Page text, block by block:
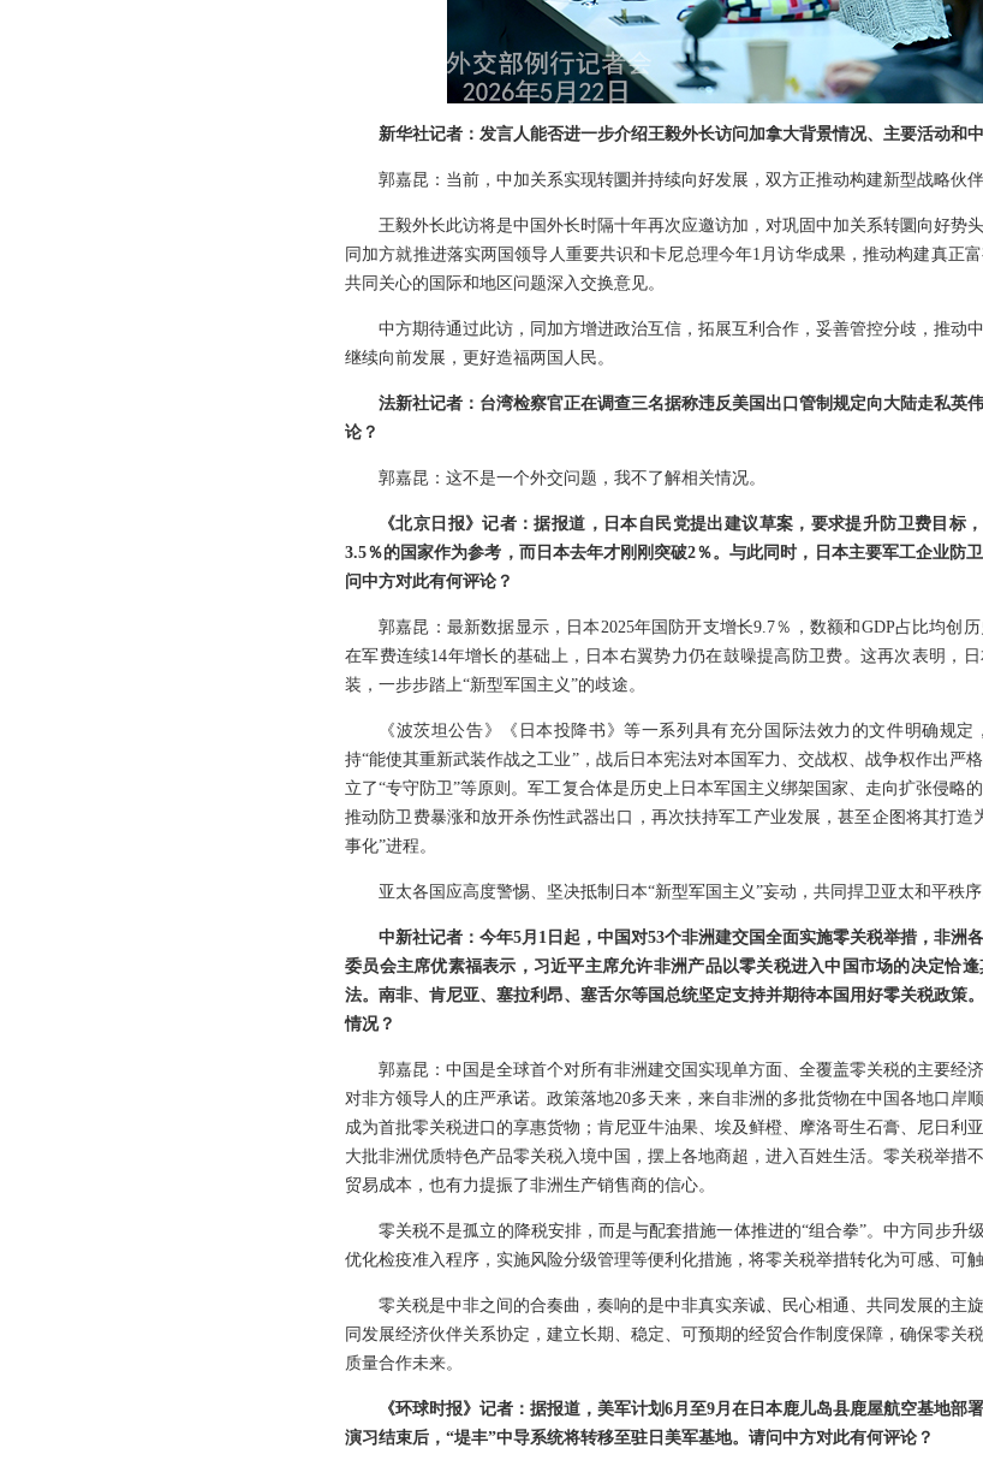
新华社记者：发言人能否进一步介绍王毅外长访问加拿大背景情况、主要活动和
郭嘉昆：当前，中加关系实现转圜并持续向好发展，双方正推动构建新型战略伙伴
王毅外长此访将是中国外长时隔十年再次应邀访加，对巩固中加关系转圜向好势
同加方就推进落实两国领导人重要共识和卡尼总理今年1月访华成果，推动构建真正
共同关心的国际和地区问题深入交换意见。
中方期待通过此访，同加方增进政治互信，拓展互利合作，妥善管控分歧，推动
继续向前发展，更好造福两国人民。
法新社记者：台湾检察官正在调查三名据称违反美国出口管制规定向大陆走私英
论？
郭嘉昆：这不是一个外交问题，我不了解相关情况。
《北京日报》记者：据报道，日本自民党提出建议草案，要求提升防卫费目标
3.5％的国家作为参考，而日本去年才刚刚突破2％。与此同时，日本主要军工企业防
问中方对此有何评论？
郭嘉昆：最新数据显示，日本2025年国防开支增长9.7％，数额和GDP占比均创
在军费连续14年增长的基础上，日本右翼势力仍在鼓噪提高防卫费。这再次表明，
装，一步步踏上“新型军国主义”的歧途。
《波茨坦公告》《日本投降书》等一系列具有充分国际法效力的文件明确规
持“能使其重新武装作战之工业”，战后日本宪法对本国军力、交战权、战争权作出严
立了“专守防卫”等原则。军工复合体是历史上日本军国主义绑架国家、走向扩张侵略
推动防卫费暴涨和放开杀伤性武器出口，再次扶持军工产业发展，甚至企图将其打造
事化”进程。
亚太各国应高度警惕、坚决抵制日本“新型军国主义”妄动，共同捍卫亚太和平秩序
中新社记者：今年5月1日起，中国对53个非洲建交国全面实施零关税举措，非洲
委员会主席优素福表示，习近平主席允许非洲产品以零关税进入中国市场的决定恰
法。南非、肯尼亚、塞拉利昂、塞舌尔等国总统坚定支持并期待本国用好零关税政策
情况？
郭嘉昆：中国是全球首个对所有非洲建交国实现单方面、全覆盖零关税的主要经
对非方领导人的庄严承诺。政策落地20多天来，来自非洲的多批货物在中国各地口岸
成为首批零关税进口的享惠货物；肯尼亚牛油果、埃及鲜橙、摩洛哥生石膏、尼日利
大批非洲优质特色产品零关税入境中国，摆上各地商超，进入百姓生活。零关税举措
贸易成本，也有力提振了非洲生产销售商的信心。
零关税不是孤立的降税安排，而是与配套措施一体推进的“组合拳”。中方同步升
优化检疫准入程序，实施风险分级管理等便利化措施，将零关税举措转化为可感、可触
零关税是中非之间的合奏曲，奏响的是中非真实亲诚、民心相通、共同发展的主
同发展经济伙伴关系协定，建立长期、稳定、可预期的经贸合作制度保障，确保零关
质量合作未来。
《环球时报》记者：据报道，美军计划6月至9月在日本鹿儿岛县鹿屋航空基地部
演习结束后，“堤丰”中导系统将转移至驻日美军基地。请问中方对此有何评论？